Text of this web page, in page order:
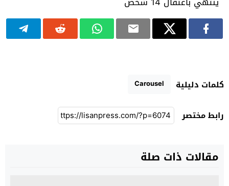
كلمات دليلية Carousel
رابط مختصر
مقالات ذات صلة